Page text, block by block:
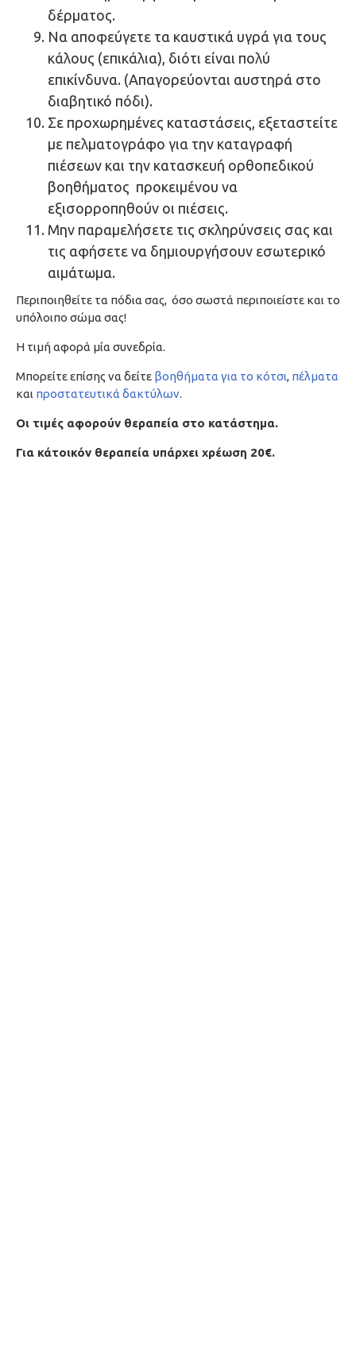
δέρματος.
Να αποφεύγετε τα καυστικά υγρά για τους
κάλους (επικάλια), διότι είναι πολύ
επικίνδυνα. (Απαγορεύονται αυστηρά στο
διαβητικό πόδι).
Σε προχωρημένες καταστάσεις, εξεταστείτε
με πελματογράφο για την καταγραφή
πιέσεων και την κατασκευή ορθοπεδικού
βοηθήματος προκειμένου να
εξισορροπηθούν οι πιέσεις.
Μην παραμελήσετε τις σκληρύνσεις σας και
τις αφήσετε να δημιουργήσουν εσωτερικό
αιμάτωμα.
Περιποιηθείτε τα πόδια σας, όσο σωστά περιποιείστε και το
υπόλοιπο σώμα σας!
Η τιμή αφορά μία συνεδρία.
Μπορείτε επίσης να δείτε βοηθήματα για το κότσι, πέλματα
και προστατευτικά δακτύλων.
Oι τιμές αφορούν θεραπεία στο κατάστημα.
Για κάτοικόν θεραπεία υπάρχει χρέωση 20€.